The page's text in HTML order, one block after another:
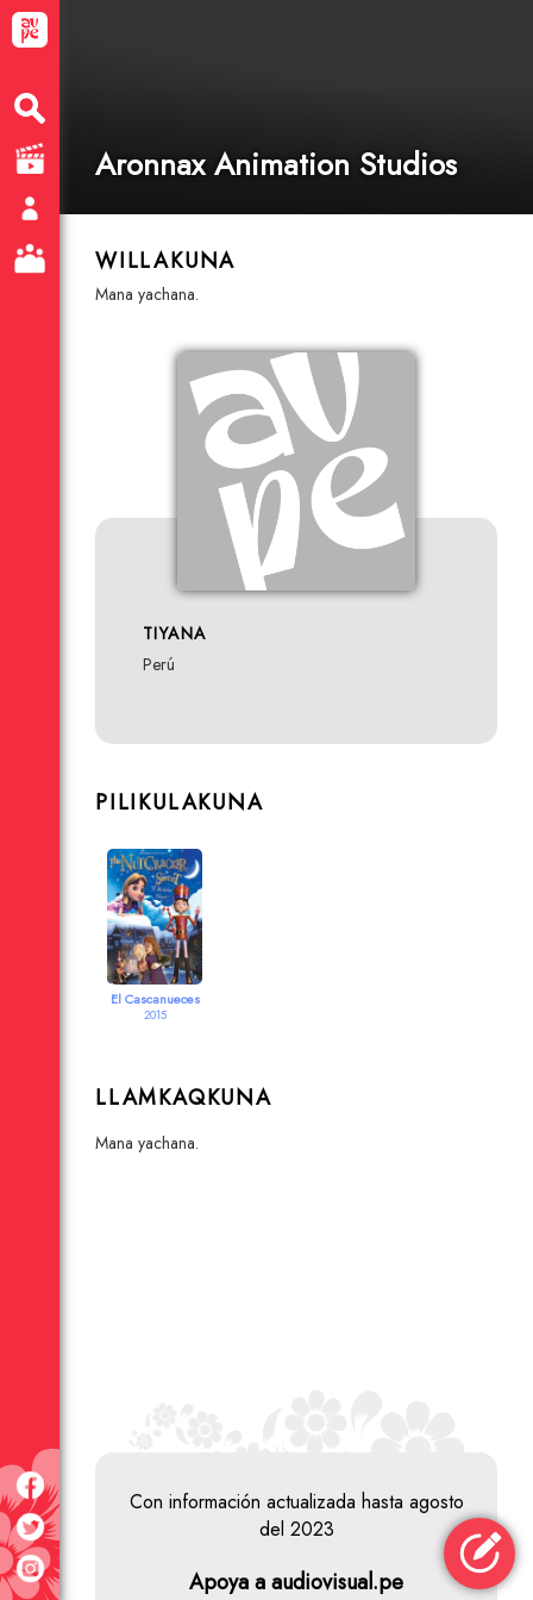
Aronnax Animation Studios
WILLAKUNA
mana yachana.
TIYANA
Perú
PILIKULAKUNA
El Cascanueces
2015
LLAMKAQKUNA
mana yachana.
Con información actualizada hasta agosto
del 2023
Apoya a audiovisual.pe
Aronnax
Animation Studios